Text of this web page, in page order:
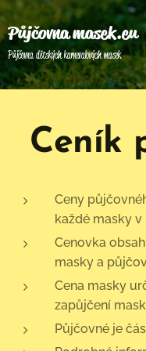
Půjčovna masek.eu
Půjčovna dětských karnevalových masek
Ceník
Ceny
každé masky
Cenovka
masky a
Cena masky
zapůjčení
Půjčovné je